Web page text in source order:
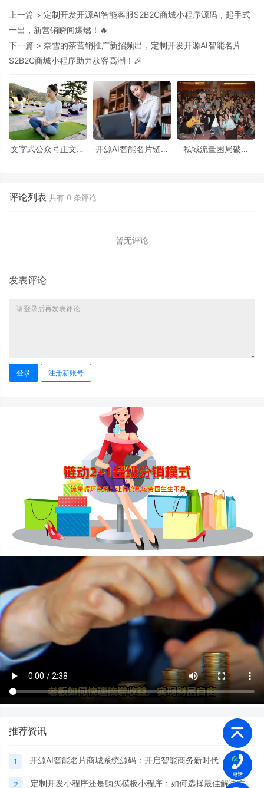
上一篇 > 定制开发开源AI智能客服S2B2C商城小程序源码，起手式
一出，新营销瞬间爆燃！🔥
下一篇 > 奈雪的茶营销推广新招频出，定制开发开源AI智能名片
S2B2C商城小程序助力获客高潮！🎉
文字式公众号正文场
开源AI智能名片链动
私域流量困局破壁
评论列表 共有 0 条评论
暂无评论
发表评论
登录 注册新账号
推荐资讯
1 开源AI智能名片商城系统源码：开启智能商务新时代
2 定制开发小程序还是购买模板小程序：如何选择最佳解决方